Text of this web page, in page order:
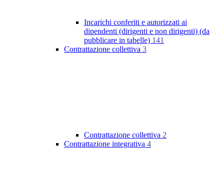
Incarichi conferiti e autorizzati ai
dipendenti (dirigenti e non dirigenti) (da
pubblicare in tabelle) 141
Contrattazione collettiva 3
Contrattazione collettiva 2
Contrattazione integrativa 4